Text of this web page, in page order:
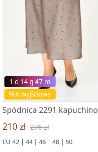
%% wyjściowa
1 d 14 g 47 m
Spódnica 2291 kapuchino
210 zł 276 zł
EU 42 | 44 | 46 | 48 | 50